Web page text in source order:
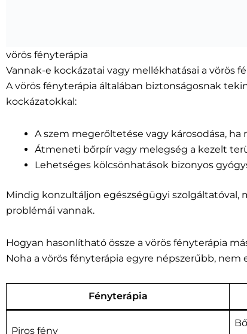
vörös fényterápia
Vannak-e kockázatai vagy mellékhatásai a vörös
A vörös fényterápia általában biztonságosnak
kockázatokkal:
A szem megerőltetése vagy károsodása,
Átmeneti bőrpír vagy melegség a kezelt
Lehetséges kölcsönhatások bizonyos
Mindig konzultáljon egészségügyi
problémái vannak.
Hogyan hasonlítható össze a vörös fényterápia
Noha a vörös fényterápia egyre népszerűbb,
Fényterápia
Piros fény